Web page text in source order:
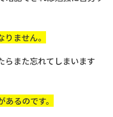
ません。
らまた忘れてしまいます
るのです。